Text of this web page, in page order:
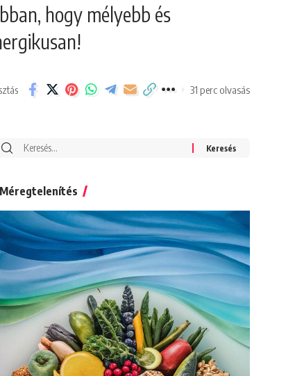
hogy mélyebb és
31 perc olvasás
Search
Méregtelenítés